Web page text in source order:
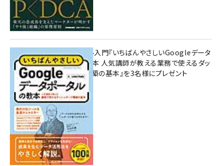
無料BIツール入門『いちばんやさしいGoogleデータ
ポータルの教本 人気講師が教える業務で使えるダッ
シュボード構築の基本』を3名様にプレゼント
7月31日 10:00